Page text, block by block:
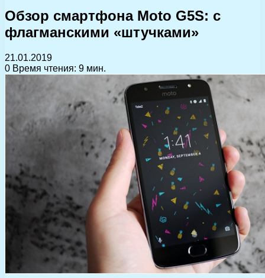
Обзор смартфона Moto G5S: с
флагманскими «штучками»
21.01.2019
0 Время чтения: 9 мин.